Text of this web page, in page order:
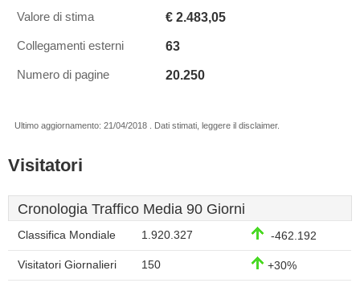
Valore di stima € 2.483,05
Collegamenti esterni 63
Numero di pagine 20.250
Ultimo aggiornamento: 21/04/2018 . Dati stimati, leggere il disclaimer.
Visitatori
Cronologia Traffico Media 90 Giorni
Classifica Mondiale 1.920.327 -462.192
Visitatori Giornalieri 150 +30%